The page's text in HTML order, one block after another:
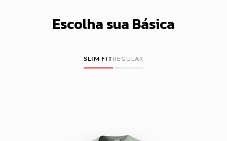
Escolha sua Básica
SLIM FIT REGULAR